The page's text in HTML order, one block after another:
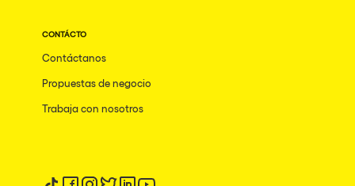
CONTÁCTO
Contáctanos
Propuestas de negocio
Trabaja con nosotros